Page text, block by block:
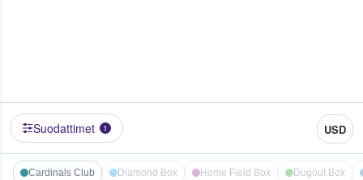
Suodattimet 1 USD
Cardinals Club Diamond Box Home Field Box Dugout Box